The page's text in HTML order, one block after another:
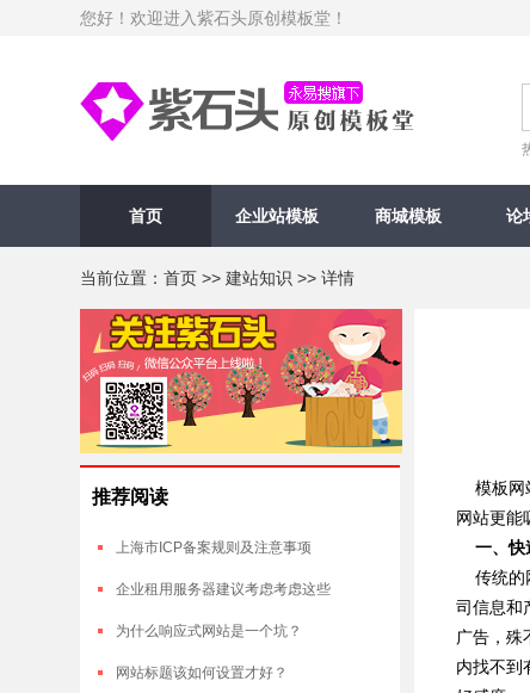
您好！欢迎进入紫石头原创模板堂！
首页 企业站模板 商城模板 论
当前位置： 首页 >> 建站知识 >> 详情
推荐阅读
上海市ICP备案规则及注意事项
企业租用服务器建议考虑考虑这些
为什么响应式网站是一个坑？
网站标题该如何设置才好？
模板网
网站更能
一、快
传统的
司信息和
广告，殊
内找不到